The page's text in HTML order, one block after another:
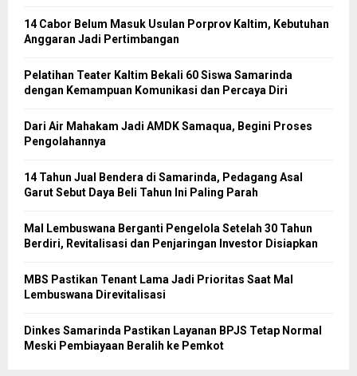
14 Cabor Belum Masuk Usulan Porprov Kaltim, Kebutuhan
Anggaran Jadi Pertimbangan
Pelatihan Teater Kaltim Bekali 60 Siswa Samarinda
dengan Kemampuan Komunikasi dan Percaya Diri
Dari Air Mahakam Jadi AMDK Samaqua, Begini Proses
Pengolahannya
14 Tahun Jual Bendera di Samarinda, Pedagang Asal
Garut Sebut Daya Beli Tahun Ini Paling Parah
Mal Lembuswana Berganti Pengelola Setelah 30 Tahun
Berdiri, Revitalisasi dan Penjaringan Investor Disiapkan
MBS Pastikan Tenant Lama Jadi Prioritas Saat Mal
Lembuswana Direvitalisasi
Dinkes Samarinda Pastikan Layanan BPJS Tetap Normal
Meski Pembiayaan Beralih ke Pemkot